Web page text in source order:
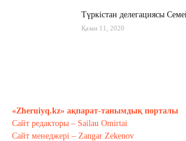
Түркістан делегациясы
Қазан 11, 2020
Тағы оқу
«Zheruiyq.kz» ақпарат-танымдық порталы
Сайт редакторы – Sailau Omirtai
Сайт менеджері – Zangar Zekenov